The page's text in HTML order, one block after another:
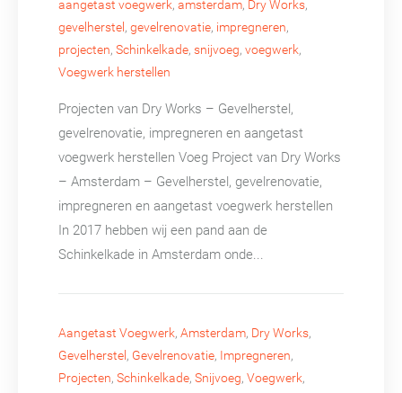
aangetast voegwerk, amsterdam, Dry Works,
gevelherstel, gevelrenovatie, impregneren,
projecten, Schinkelkade, snijvoeg, voegwerk,
Voegwerk herstellen
Projecten van Dry Works – Gevelherstel,
gevelrenovatie, impregneren en aangetast
voegwerk herstellen Voeg Project van Dry Works
– Amsterdam – Gevelherstel, gevelrenovatie,
impregneren en aangetast voegwerk herstellen
In 2017 hebben wij een pand aan de
Schinkelkade in Amsterdam onde...
Aangetast Voegwerk, Amsterdam, Dry Works,
Gevelherstel, Gevelrenovatie, Impregneren,
Projecten, Schinkelkade, Snijvoeg, Voegwerk,